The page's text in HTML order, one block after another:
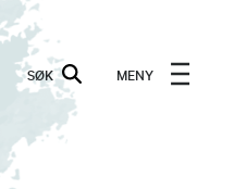
SØK MENY